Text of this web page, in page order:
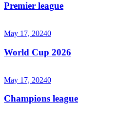
Premier league
May 17, 20240
World Cup 2026
May 17, 20240
Champions league